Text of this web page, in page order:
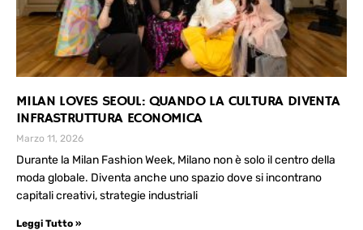
MILAN LOVES SEOUL: QUANDO LA CULTURA DIVENTA
INFRASTRUTTURA ECONOMICA
Marzo 11, 2026
Durante la Milan Fashion Week, Milano non è solo il centro della
moda globale. Diventa anche uno spazio dove si incontrano
capitali creativi, strategie industriali
Leggi Tutto »